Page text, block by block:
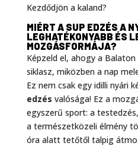
Kezdődjön a kaland?
MIÉRT A SUP EDZÉS A
LEGHATÉKONYABB ÉS
MOZGÁSFORMÁJA?
Képzeld el, ahogy a
siklasz, miközben a nap
Ez nem csak egy idilli nyári
edzés valósága! Ez a
egyszerű sport: a
a természetközeli élmény
óra alatt tetőtől talpig